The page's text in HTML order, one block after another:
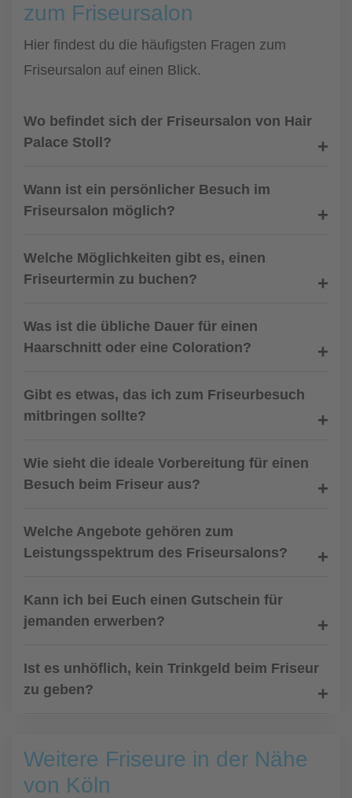
zum Friseursalon
Hier findest du die häufigsten Fragen zum
Friseursalon auf einen Blick.
Wo befindet sich der Friseursalon von Hair
Palace Stoll?
Wann ist ein persönlicher Besuch im
Friseursalon möglich?
Welche Möglichkeiten gibt es, einen
Friseurtermin zu buchen?
Was ist die übliche Dauer für einen
Haarschnitt oder eine Coloration?
Gibt es etwas, das ich zum Friseurbesuch
mitbringen sollte?
Wie sieht die ideale Vorbereitung für einen
Besuch beim Friseur aus?
Welche Angebote gehören zum
Leistungsspektrum des Friseursalons?
Kann ich bei Euch einen Gutschein für
jemanden erwerben?
Ist es unhöflich, kein Trinkgeld beim Friseur
zu geben?
Weitere Friseure in der Nähe
von Köln